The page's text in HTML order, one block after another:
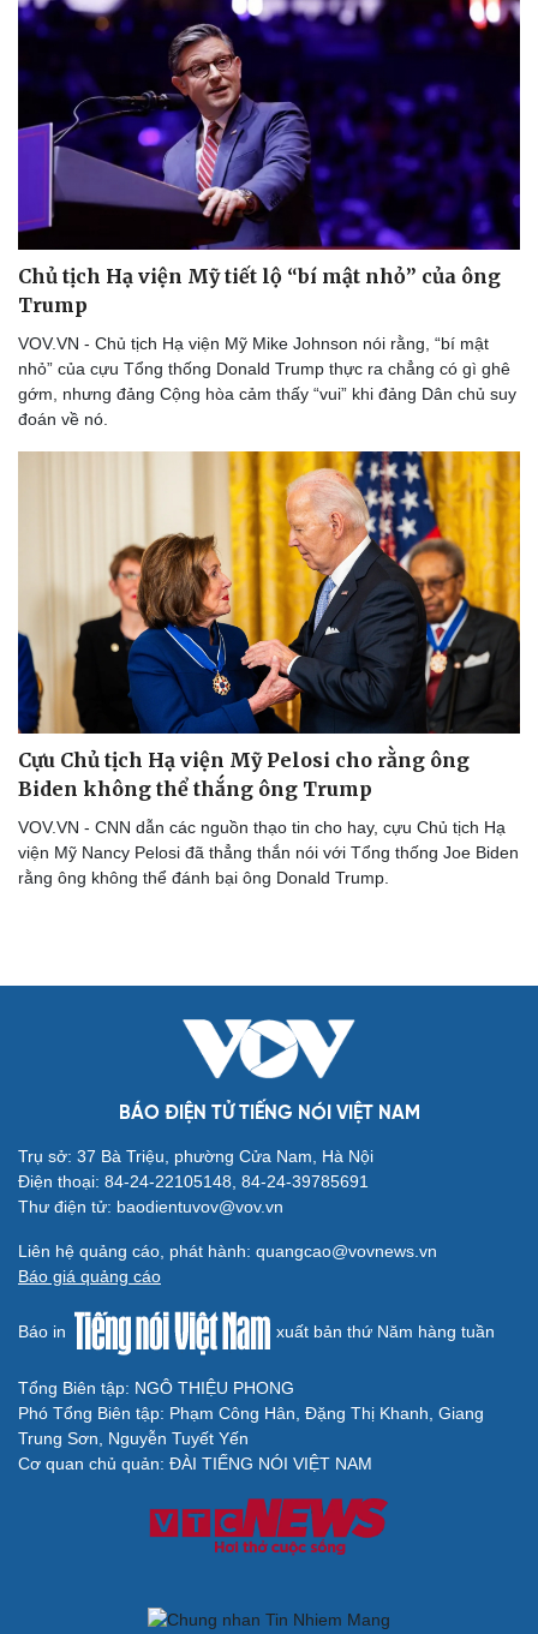
Du lịch
Tư vấn
Săn Tour
check-in
Podcast
Câu chuyện thời sự
Cửa sổ tình yêu
Kể chuyện cho bé
Hạt giống tâm hồn
Chủ tịch Hạ viện Mỹ tiết lộ “bí mật nhỏ” của ông
Trump
VOV.VN - Chủ tịch Hạ viện Mỹ Mike Johnson nói rằng, “bí mật
nhỏ” của cựu Tổng thống Donald Trump thực ra chẳng có gì ghê
gớm, nhưng đảng Cộng hòa cảm thấy “vui” khi đảng Dân chủ suy
đoán về nó.
Cựu Chủ tịch Hạ viện Mỹ Pelosi cho rằng ông
Biden không thể thắng ông Trump
VOV.VN - CNN dẫn các nguồn thạo tin cho hay, cựu Chủ tịch Hạ
viện Mỹ Nancy Pelosi đã thẳng thắn nói với Tổng thống Joe Biden
rằng ông không thể đánh bại ông Donald Trump.
BÁO ĐIỆN TỬ TIẾNG NÓI VIỆT NAM
Trụ sở: 37 Bà Triệu, phường Cửa Nam, Hà Nội
Điện thoại: 84-24-22105148, 84-24-39785691
Thư điện tử: baodientuvov@vov.vn
Liên hệ quảng cáo, phát hành: quangcao@vovnews.vn
Báo giá quảng cáo
Báo in xuất bản thứ Năm hàng tuần
Tổng Biên tập: NGÔ THIỆU PHONG
Phó Tổng Biên tập: Phạm Công Hân, Đặng Thị Khanh, Giang
Trung Sơn, Nguyễn Tuyết Yến
Cơ quan chủ quản: ĐÀI TIẾNG NÓI VIỆT NAM